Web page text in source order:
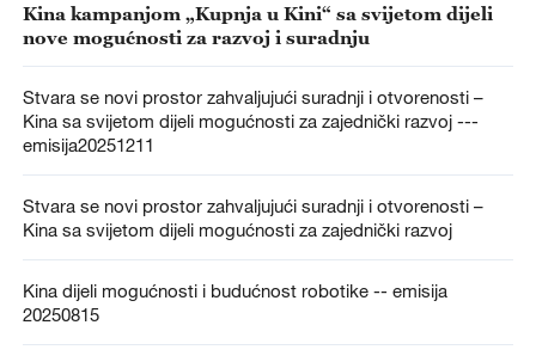
Kina kampanjom „Kupnja u Kini“ sa svijetom dijeli
nove mogućnosti za razvoj i suradnju
Stvara se novi prostor zahvaljujući suradnji i otvorenosti –
Kina sa svijetom dijeli mogućnosti za zajednički razvoj ---
emisija20251211
Stvara se novi prostor zahvaljujući suradnji i otvorenosti –
Kina sa svijetom dijeli mogućnosti za zajednički razvoj
Kina dijeli mogućnosti i budućnost robotike -- emisija
20250815